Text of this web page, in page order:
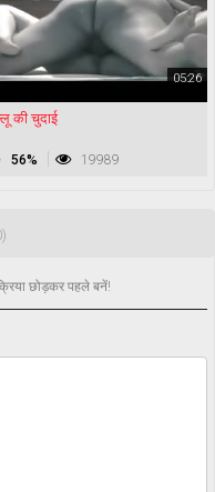
05:26
की चुदाई
56% 19989
छोड़कर पहले बनें!